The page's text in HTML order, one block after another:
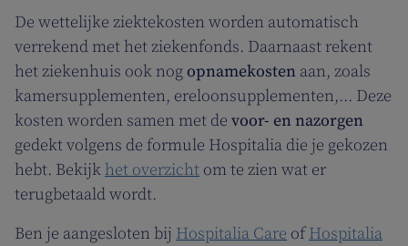
De wettelijke ziektekosten worden automatisch
verrekend met het ziekenfonds. Daarnaast rekent
het ziekenhuis ook nog opnamekosten aan, zoals
kamersupplementen, ereloonsupplementen,... Deze
kosten worden samen met de voor- en nazorgen
gedekt volgens de formule Hospitalia die je gekozen
hebt. Bekijk het overzicht om te zien wat er
terugbetaald wordt.
Ben je aangesloten bij Hospitalia Care ofHospitalia